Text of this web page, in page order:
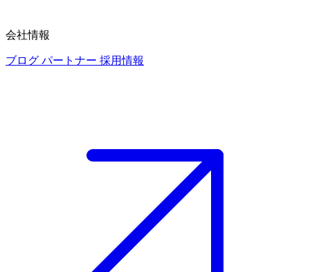
会社情報
ブログ パートナー 採用情報